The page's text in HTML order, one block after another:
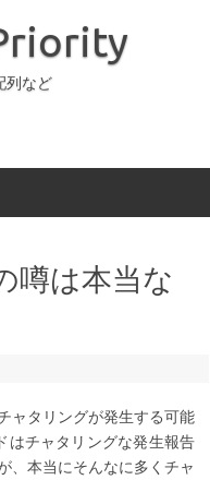
列など
噂は本当な
ャタリングが発生する可能
はチャタリングな発生報告
、本当にそんなに多くチャ